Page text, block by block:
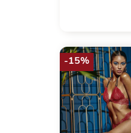
-15%